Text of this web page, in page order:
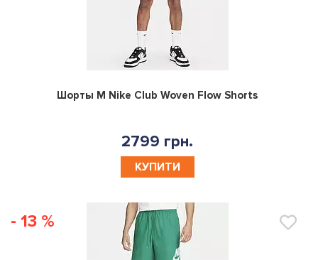
0
Шорты M Nike Club Woven Flow Shorts
2799 грн.
КУПИТИ
- 13 %